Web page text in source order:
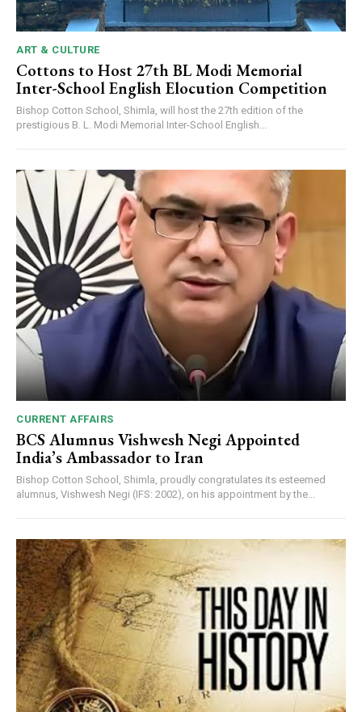
ART & CULTURE
Cottons to Host 27th BL Modi Memorial
Inter-School English Elocution Competition
Bishop Cotton School, Shimla, will host the 27th edition of the
prestigious B. L. Modi Memorial Inter-School English...
CURRENT AFFAIRS
BCS Alumnus Vishwesh Negi Appointed
India’s Ambassador to Iran
Bishop Cotton School, Shimla, proudly congratulates its esteemed
alumnus, Vishwesh Negi (IFS: 2002), on his appointment by the...